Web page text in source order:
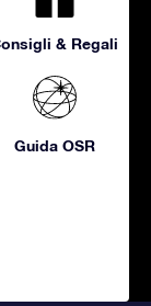
& Regali
Guida OSR